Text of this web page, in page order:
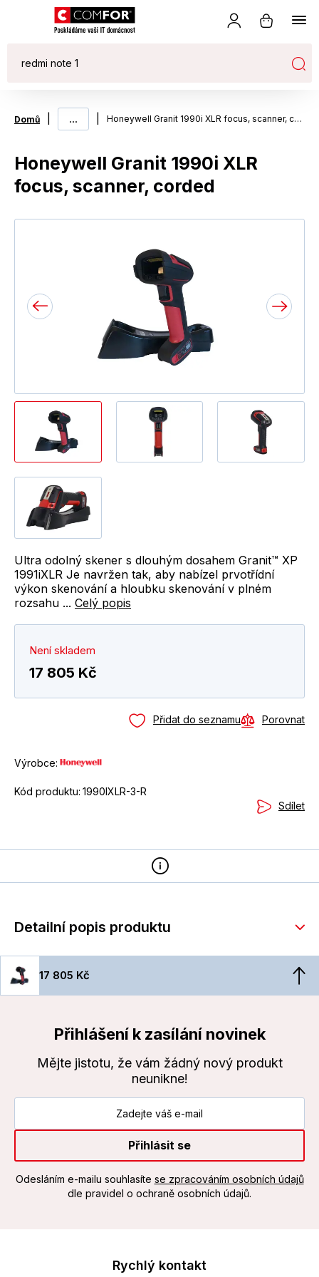
Domů ... Honeywell Granit 1990i XLR focus, scanner, corded
Honeywell Granit 1990i XLR
focus, scanner, corded
Ultra odolný skener s dlouhým dosahem Granit™ XP
1991iXLR Je navržen tak, aby nabízel prvotřídní
výkon skenování a hloubku skenování v plném
rozsahu ... Celý popis
Není skladem
17 805 Kč
Přidat do seznamu Porovnat
Výrobce:
Kód produktu: 1990IXLR-3-R
Sdílet
Detailní popis produktu
17 805 Kč
Přihlášení k zasílání novinek
Mějte jistotu, že vám žádný nový produkt
neunikne!
Přihlásit se
Odesláním e-mailu souhlasíte se zpracováním osobních údajů
dle pravidel o ochraně osobních údajů.
Rychlý kontakt